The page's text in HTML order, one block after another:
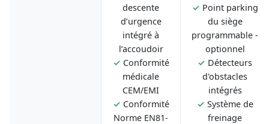
descente
d’urgence
intégré à
l’accoudoir
✓ Conformité
médicale
CEM/EMI
✓ Conformité
Norme EN81-
✓ Point parking
du siège
programmable -
optionnel
✓ Détecteurs
d'obstacles
intégrés
✓ Système de
freinage